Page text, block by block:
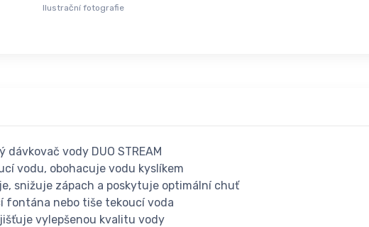
Ilustrační fotografie
vody DUO STREAM
vodu, obohacuje vodu kyslíkem
snižuje zápach a poskytuje optimální chuť
fontána nebo tiše tekoucí voda
vylepšenou kvalitu vody